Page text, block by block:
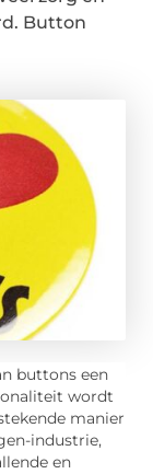
Button
buttons een
wordt
manier
industrie,
en